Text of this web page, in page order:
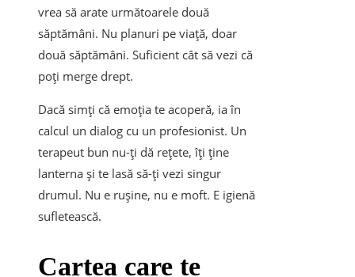
vrea să arate următoarele două
săptămâni. Nu planuri pe viață, doar
două săptămâni. Suficient cât să vezi că
poți merge drept.
Dacă simți că emoția te acoperă, ia în
calcul un dialog cu un profesionist. Un
terapeut bun nu-ți dă rețete, îți ține
lanterna și te lasă să-ți vezi singur
drumul. Nu e rușine, nu e moft. E igienă
sufletească.
Cartea care te